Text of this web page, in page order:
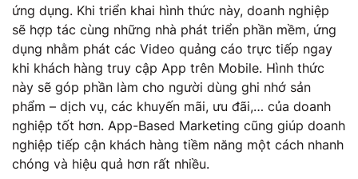
ứng dụng. Khi triển khai hình thức này, doanh nghiệp
sẽ hợp tác cùng những nhà phát triển phần mềm, ứng
dụng nhằm phát các Video quảng cáo trực tiếp ngay
khi khách hàng truy cập App trên Mobile. Hình thức
này sẽ góp phần làm cho người dùng ghi nhớ sản
phẩm – dịch vụ, các khuyến mãi, ưu đãi,… của doanh
nghiệp tốt hơn. App-Based Marketing cũng giúp doanh
nghiệp tiếp cận khách hàng tiềm năng một cách nhanh
chóng và hiệu quả hơn rất nhiều.